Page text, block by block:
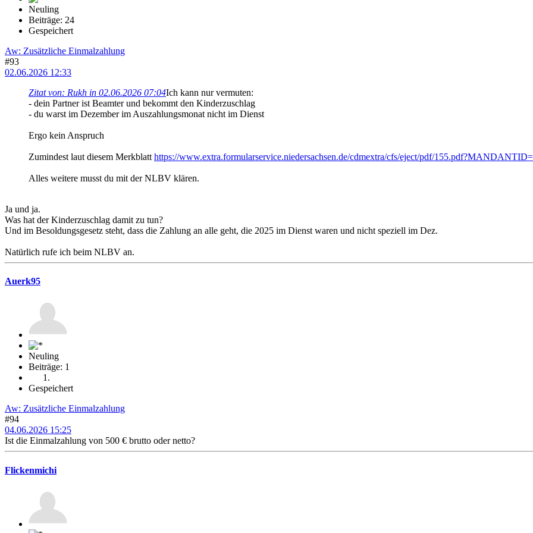
Neuling
Beiträge: 24
Gespeichert
Aw: Zusätzliche Einmalzahlung
#93
02.06.2026 12:33
Zitat von: Rukh in 02.06.2026 07:04Ich kann nur vermuten:
- dein Partner ist Beamter und bekommt den Kinderzuschlag
- du warst im Dezember im Auszahlungsmonat nicht im Dienst
Ergo kein Anspruch
Zumindest laut diesem Merkblatt https://www.extra.formularservice.niedersachsen.de/cdmextra/cfs/eject/pdf/
Alles weitere musst du mit der NLBV klären.
Ja und ja.
Was hat der Kinderzuschlag damit zu tun?
Und im Besoldungsgesetz steht, dass die Zahlung an alle geht, die 2025 im Dienst waren und nicht speziell im Dez.
Natürlich rufe ich beim NLBV an.
Auerk95
Neuling
Beiträge: 1
Gespeichert
Aw: Zusätzliche Einmalzahlung
#94
04.06.2026 15:25
Ist die Einmalzahlung von 500 € brutto oder netto?
Flickenmichi